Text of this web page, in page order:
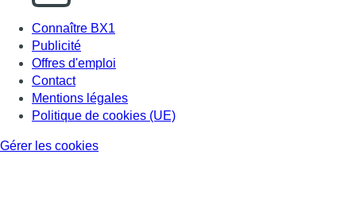
Connaître BX1
Publicité
Offres d'emploi
Contact
Mentions légales
Politique de cookies (UE)
Gérer les cookies